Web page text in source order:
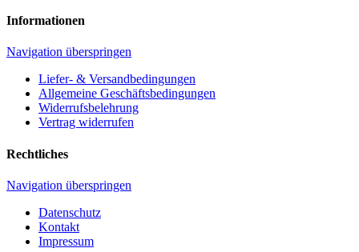
Informationen
Navigation überspringen
Liefer- & Versandbedingungen
Allgemeine Geschäftsbedingungen
Widerrufsbelehrung
Vertrag widerrufen
Rechtliches
Navigation überspringen
Datenschutz
Kontakt
Impressum